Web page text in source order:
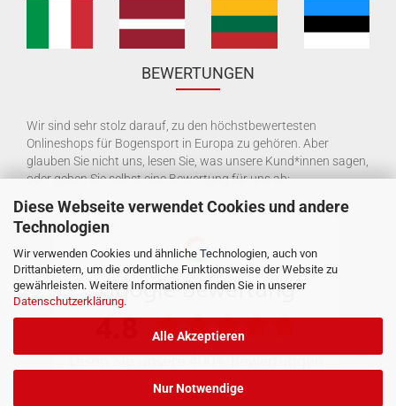
Diese Webseite verwendet Cookies und andere
Technologien
Wir verwenden Cookies und ähnliche Technologien, auch von
Drittanbietern, um die ordentliche Funktionsweise der Website zu
gewährleisten. Weitere Informationen finden Sie in unserer
Datenschutzerklärung.
Alle Akzeptieren
Nur Notwendige
BEWERTUNGEN
Wir sind sehr stolz darauf, zu den höchstbewertesten
Onlineshops für Bogensport in Europa zu gehören. Aber
glauben Sie nicht uns, lesen Sie, was unsere Kund*innen sagen,
oder geben Sie selbst eine Bewertung für uns ab: